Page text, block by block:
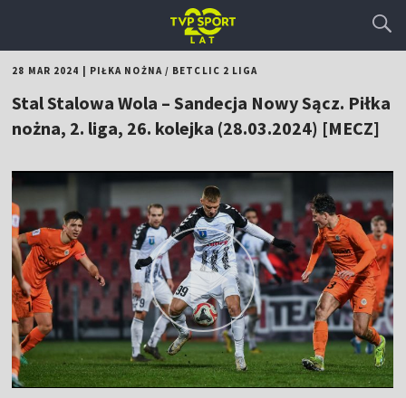
28 MAR 2024 PIŁKA NOŻNA/ BETCLIC 2 LIGA
Stal Stalowa Wola – Sandecja Nowy Sącz. Piłka
nożna, 2. liga, 26. kolejka (28.03.2024) [MECZ]